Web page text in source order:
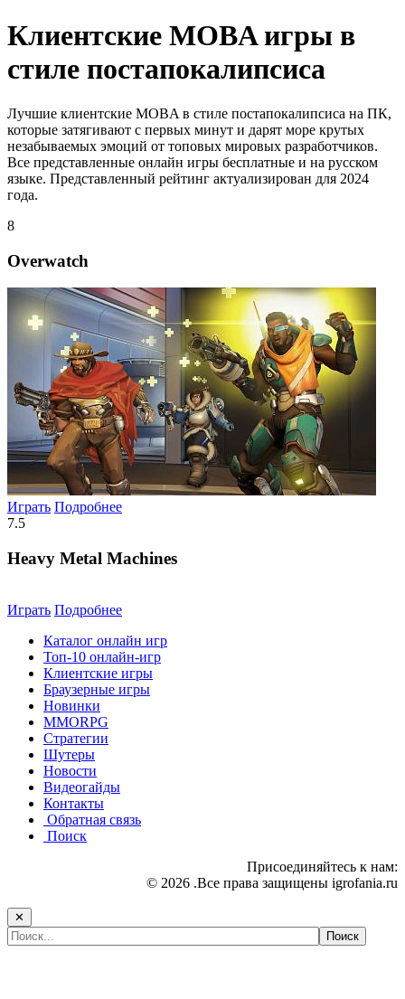
Клиентские MOBA игры в
стиле постапокалипсиса
Лучшие клиентские MOBA в стиле постапокалипсиса на ПК,
которые затягивают с первых минут и дарят море крутых
незабываемых эмоций от топовых мировых разработчиков.
Все представленные онлайн игры бесплатные и на русском
языке. Представленный рейтинг актуализирован для 2024
года.
8
Overwatch
Играть Подробнее
7.5
Heavy Metal Machines
Играть Подробнее
Каталог онлайн игр
Топ-10 онлайн-игр
Клиентские игры
Браузерные игры
Новинки
MMORPG
Стратегии
Шутеры
Новости
Видеогайды
Контакты
Обратная связь
Поиск
Присоединяйтесь к нам:
© 2026 .Все права защищены igrofania.ru
✕